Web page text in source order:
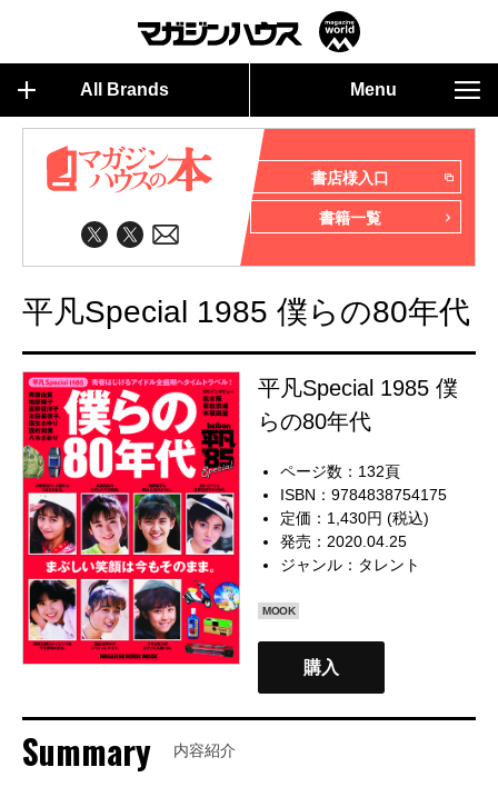
All Brands Menu
書店様入口
書籍一覧
平凡Special 1985 僕らの80年代
平凡Special 1985 僕
らの80年代
ページ数：132頁
ISBN：9784838754175
定価：1,430円 (税込)
発売：2020.04.25
ジャンル： タレント
MOOK
購入
Summary 内容紹介